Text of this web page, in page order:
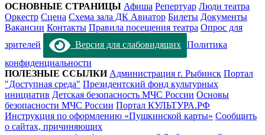
ОСНОВНЫЕ СТРАНИЦЫ Афиша Репертуар Люди театра
Оркестр Сцена Схема зала ДК Авиатор Билеты Документы
Вакансии Контакты Правила посещения театра Опрос для
зрителей
Версия для слабовидящих Политика
конфиденциальности
ПОЛЕЗНЫЕ ССЫЛКИ Администрация г. Рыбинск Портал
"Доступная среда" Президентский фонд культурных
инициатив Детская безопасность МЧС России Основы
безопасности МЧС России Портал КУЛЬТУРА.РФ
Инструкция по оформлению «Пушкинской карты» Сообщить
о сайтах, причиняющих